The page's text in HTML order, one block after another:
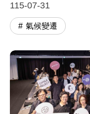
115-07-31
氣候變遷